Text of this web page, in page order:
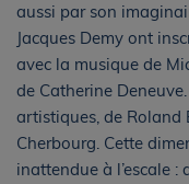
aussi par son
Jacques Demy ont
avec la musique de
de Catherine
artistiques, de Roland
Cherbourg. Cette
inattendue à l’escale